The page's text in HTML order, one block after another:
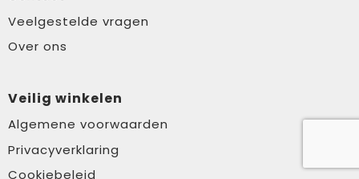
Veelgestelde vragen
Over ons
Veilig winkelen
Algemene voorwaarden
Privacyverklaring
Cookiebeleid